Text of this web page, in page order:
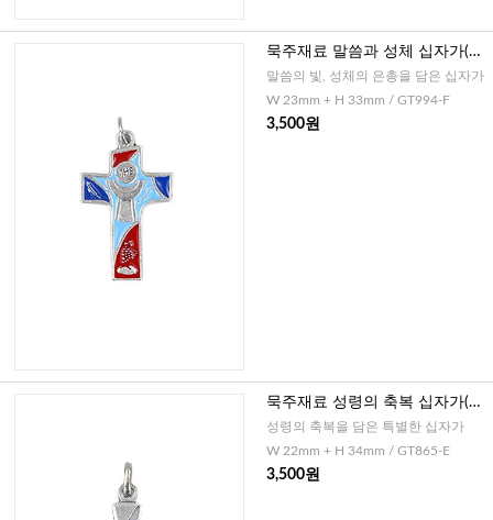
묵주재료 말씀과 성체 십자가(이
태리)-블루
말씀의 빛, 성체의 은총을 담은 십자가
W 23mm + H 33mm / GT994-F
3,500원
묵주재료 성령의 축복 십자가(이
태리)
성령의 축복을 담은 특별한 십자가
W 22mm + H 34mm / GT865-E
3,500원